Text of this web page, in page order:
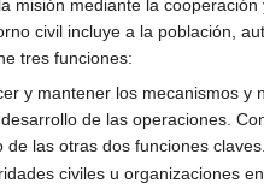
misión mediante la
civil incluye a la población,
tres funciones:
y mantener los mecanismos
de las operaciones.
las otras dos funciones claves.
civiles u organizaciones